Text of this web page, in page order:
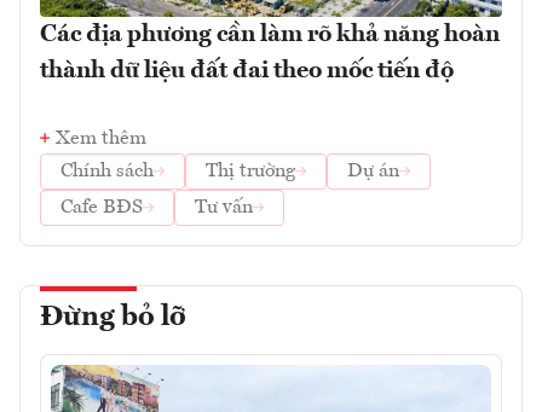
Các địa phương cần làm rõ khả năng hoàn
thành dữ liệu đất đai theo mốc tiến độ
Xem thêm
Chính sách
Thị trường
Dự án
Cafe BĐS
Tư vấn
Đừng bỏ lỡ